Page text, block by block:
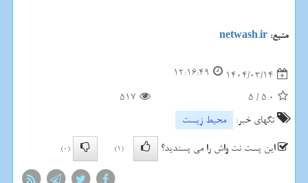
منبع: netwash.ir
1404/03/14
12:16:49
5.0
/
5
517
تگهای خبر:
محیط زیست
این پست نت واش را می پسندید؟
(1)
(0)